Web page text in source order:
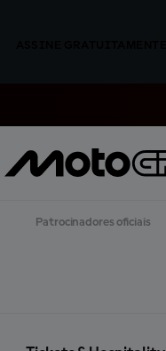
Patrocinadores oficiais